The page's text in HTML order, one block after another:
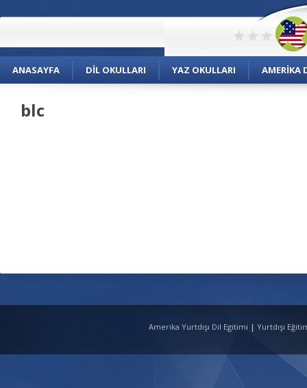
ANASAYFA DIL OKULLARI YAZ OKULLARI AMERIKA
blc
Amerika Yurtdışı Dil Egitimi | Yurtdışı